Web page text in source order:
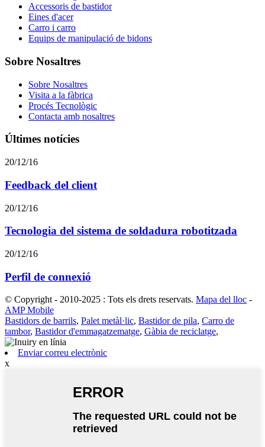
Accessoris de bastidor
Eines d'acer
Carro i carro
Equips de manipulació de bidons
Sobre Nosaltres
Sobre Nosaltres
Visita a la fàbrica
Procés Tecnològic
Contacta amb nosaltres
Últimes notícies
20/12/16
Feedback del client
20/12/16
Tecnologia del sistema de soldadura robotitzada
20/12/16
Perfil de connexió
© Copyright - 2010-2025 : Tots els drets reservats. Mapa del lloc -
AMP Mobile
Bastidors de barrils, Palet metàl·lic, Bastidor de pila, Carro de
tambor, Bastidor d'emmagatzematge, Gàbia de reciclatge,
Enviar correu electrònic
x